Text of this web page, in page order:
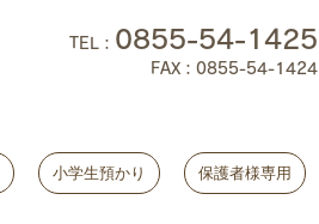
TEL ： 0855-54-1425
FAX：0855-54-1424
小学生預かり 保護者様専用